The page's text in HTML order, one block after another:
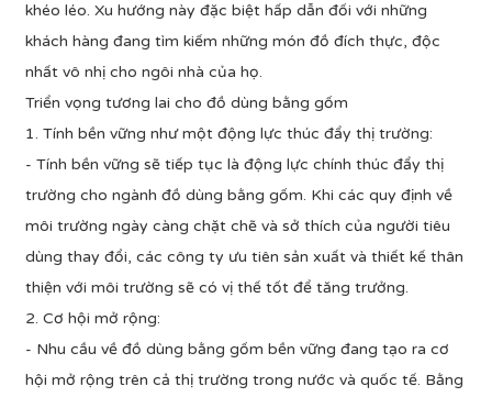
khéo léo. Xu hướng này đặc biệt hấp dẫn đối với những
khách hàng đang tìm kiếm những món đồ đích thực, độc
nhất vô nhị cho ngôi nhà của họ.
Triển vọng tương lai cho đồ dùng bằng gốm
1. Tính bền vững như một động lực thúc đẩy thị trường:
- Tính bền vững sẽ tiếp tục là động lực chính thúc đẩy thị
trường cho ngành đồ dùng bằng gốm. Khi các quy định về
môi trường ngày càng chặt chẽ và sở thích của người tiêu
dùng thay đổi, các công ty ưu tiên sản xuất và thiết kế thân
thiện với môi trường sẽ có vị thế tốt để tăng trưởng.
2. Cơ hội mở rộng:
- Nhu cầu về đồ dùng bằng gốm bền vững đang tạo ra cơ
hội mở rộng trên cả thị trường trong nước và quốc tế. Bằng